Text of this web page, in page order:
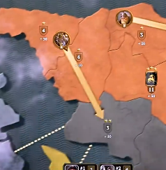
Loaded
59.35%